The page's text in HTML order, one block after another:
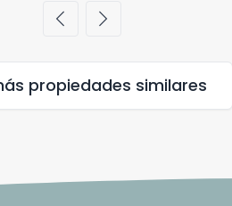
chevron_left chevron_right
propiedades similares